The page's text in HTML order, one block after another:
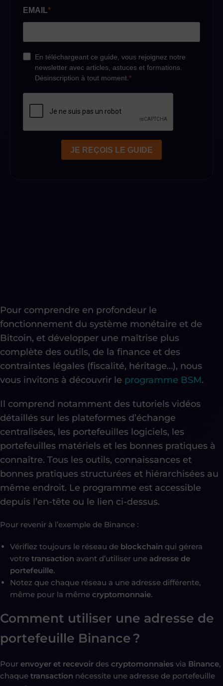
Pour comprendre en profondeur le
fonctionnement du système monétaire et de
Bitcoin, et développer une maîtrise plus
complète des outils, de la finance et des
contraintes légales (fiscalité, héritage…), nous
vous invitons à découvrir le programme BSM.
Il comprend notamment des tutoriels vidéos
détaillés sur les plateformes d’échange
centralisées, les portefeuilles logiciels, les
portefeuilles matériels et les bonnes pratiques à
connaître. Tous les outils, connaissances et
bonnes pratiques structurées et hiérarchisées au
même endroit. Le programme est accessible
depuis l’en-tête ou le lien ci-dessus.
Pour revenir à l’exemple de Binance :
Vérifiez toujours le réseau de blockchain qui gérera
votre transaction avant d’utiliser une adresse de
portefeuille.
Notez que chaque réseau a une adresse différente,
même pour la même cryptomonnaie.
Comment utiliser une adresse de
portefeuille Binance ?
Pour envoyer et recevoir des cryptomonnaies via Binance,
chaque transaction nécessite une adresse de portefeuille